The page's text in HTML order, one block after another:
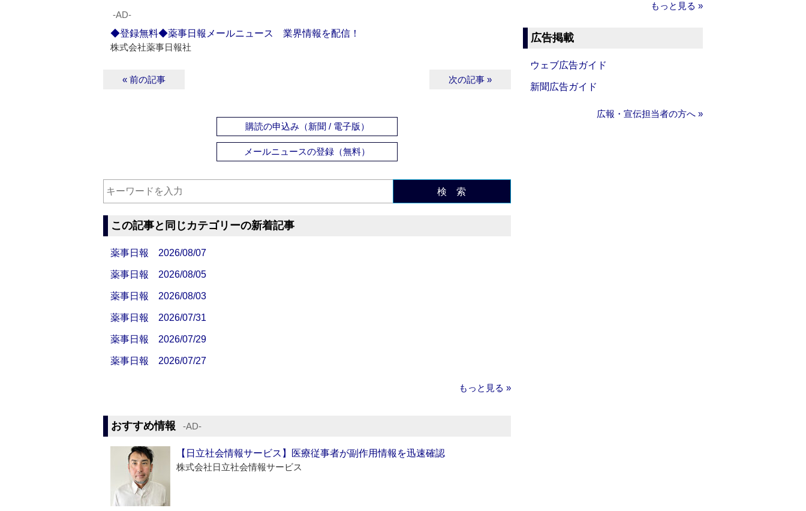
‐AD‐
◆登録無料◆薬事日報メールニュース 業界情報を配信！
株式会社薬事日報社
« 前の記事 次の記事 »
購読の申込み（新聞 / 電子版）
メールニュースの登録（無料）
検 索
この記事と同じカテゴリーの新着記事
薬事日報 2026/08/07
薬事日報 2026/08/05
薬事日報 2026/08/03
薬事日報 2026/07/31
薬事日報 2026/07/29
薬事日報 2026/07/27
もっと見る »
おすすめ情報 ‐AD‐
【日立社会情報サービス】医療従事者が副作用情報を迅速確認
株式会社日立社会情報サービス
もっと見る »
広告掲載
ウェブ広告ガイド
新聞広告ガイド
広報・宣伝担当者の方へ »